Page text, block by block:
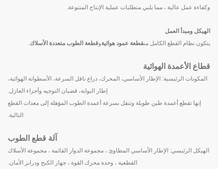
وكفاءة عمل عالية ، مما يلبي متطلبات عملية الإنتاج المتنوعة.
الهيكل ومبدأ العمل
يتكون نظام القطع الكامل منقطعة عمود هوائيةوقطعة الطوب متعددة الأسلاك
قطاع الأعمدة الهوائية
المكونات الرئيسية: الإطار الأساسي، المحرك، ذراع ناقل السرعة، الأسطوانة الهوائية،
إطار البوابة، قضبان التوجيه وأجزاء العازل.
إنها تقطع أعمدة طين طويلة وتنقل بسرعة أعمدة الطوب المؤهلة إلى معدات القطع
التالية.
آلة قطع الطوب
الهيكل الرئيسي: الإطار الأساسي المطاوئ ، مجموعة الدوار القائمة ، مجموعة الأسلاك
القطعية ، وحدة محرك القوة ، جهاز الكبح ودرابز الأمان.